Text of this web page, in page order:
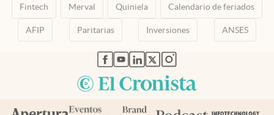
Fintech Merval Quiniela Calendario de feriados
AFIP Paritarias Inversiones ANSES
abre en nueva pestaña
abre en nueva pestaña
abre en nueva pestaña
abre en nueva pestaña
abre en nueva pestaña